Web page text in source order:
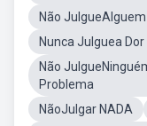
Não
Nunca Julguea
Não
Problema
NãoJulgar NADA